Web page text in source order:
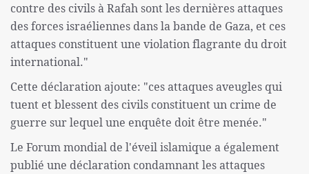
contre des civils à Rafah sont les dernières attaques
des forces israéliennes dans la bande de Gaza, et ces
attaques constituent une violation flagrante du droit
international."
Cette déclaration ajoute: "ces attaques aveugles qui
tuent et blessent des civils constituent un crime de
guerre sur lequel une enquête doit être menée."
Le Forum mondial de l'éveil islamique a également
publié une déclaration condamnant les attaques